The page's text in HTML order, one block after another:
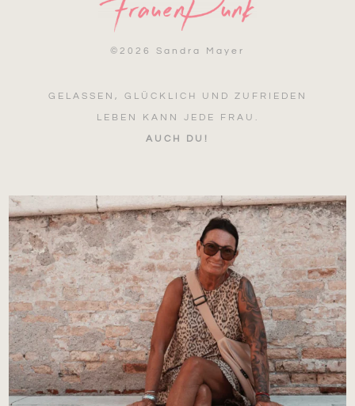
© 2026 Sandra Mayer
GELASSEN, GLÜCKLICH UND ZUFRIEDEN
LEBEN KANN JEDE FRAU.
AUCH DU!